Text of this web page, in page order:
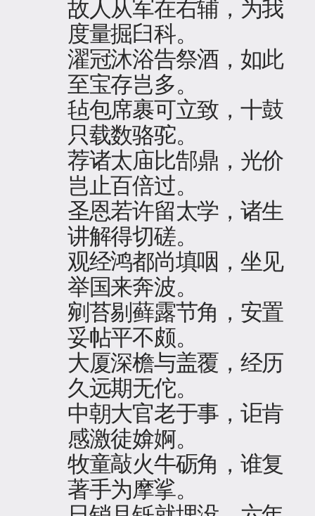
故人从军在右辅，为我
度量掘臼科。
濯冠沐浴告祭酒，如此
至宝存岂多。
毡包席裹可立致，十鼓
只载数骆驼。
荐诸太庙比郜鼎，光价
岂止百倍过。
圣恩若许留太学，诸生
讲解得切磋。
观经鸿都尚填咽，坐见
举国来奔波。
剜苔剔藓露节角，安置
妥帖平不颇。
大厦深檐与盖覆，经历
久远期无佗。
中朝大官老于事，讵肯
感激徒媕婀。
牧童敲火牛砺角，谁复
著手为摩挲。